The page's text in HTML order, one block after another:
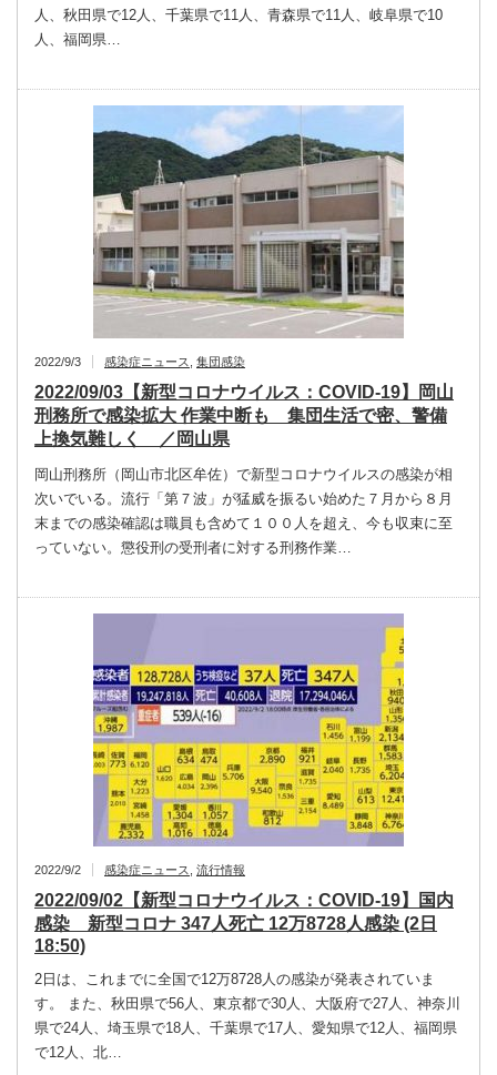
人、秋田県で12人、千葉県で11人、青森県で11人、岐阜県で10
人、福岡県…
2022/9/3 感染症ニュース 集団感染
2022/09/03【新型コロナウイルス：COVID-19】岡山
刑務所で感染拡大 作業中断も 集団生活で密、警備
上換気難しく ／岡山県
岡山刑務所（岡山市北区牟佐）で新型コロナウイルスの感染が相
次いでいる。流行「第７波」が猛威を振るい始めた７月から８月
末までの感染確認は職員も含めて１００人を超え、今も収束に至
っていない。懲役刑の受刑者に対する刑務作業…
2022/9/2 感染症ニュース 流行情報
2022/09/02【新型コロナウイルス：COVID-19】国内
感染 新型コロナ 347人死亡 12万8728人感染 (2日
18:50)
2日は、これまでに全国で12万8728人の感染が発表されていま
す。 また、秋田県で56人、東京都で30人、大阪府で27人、神奈川
県で24人、埼玉県で18人、千葉県で17人、愛知県で12人、福岡県
で12人、北…